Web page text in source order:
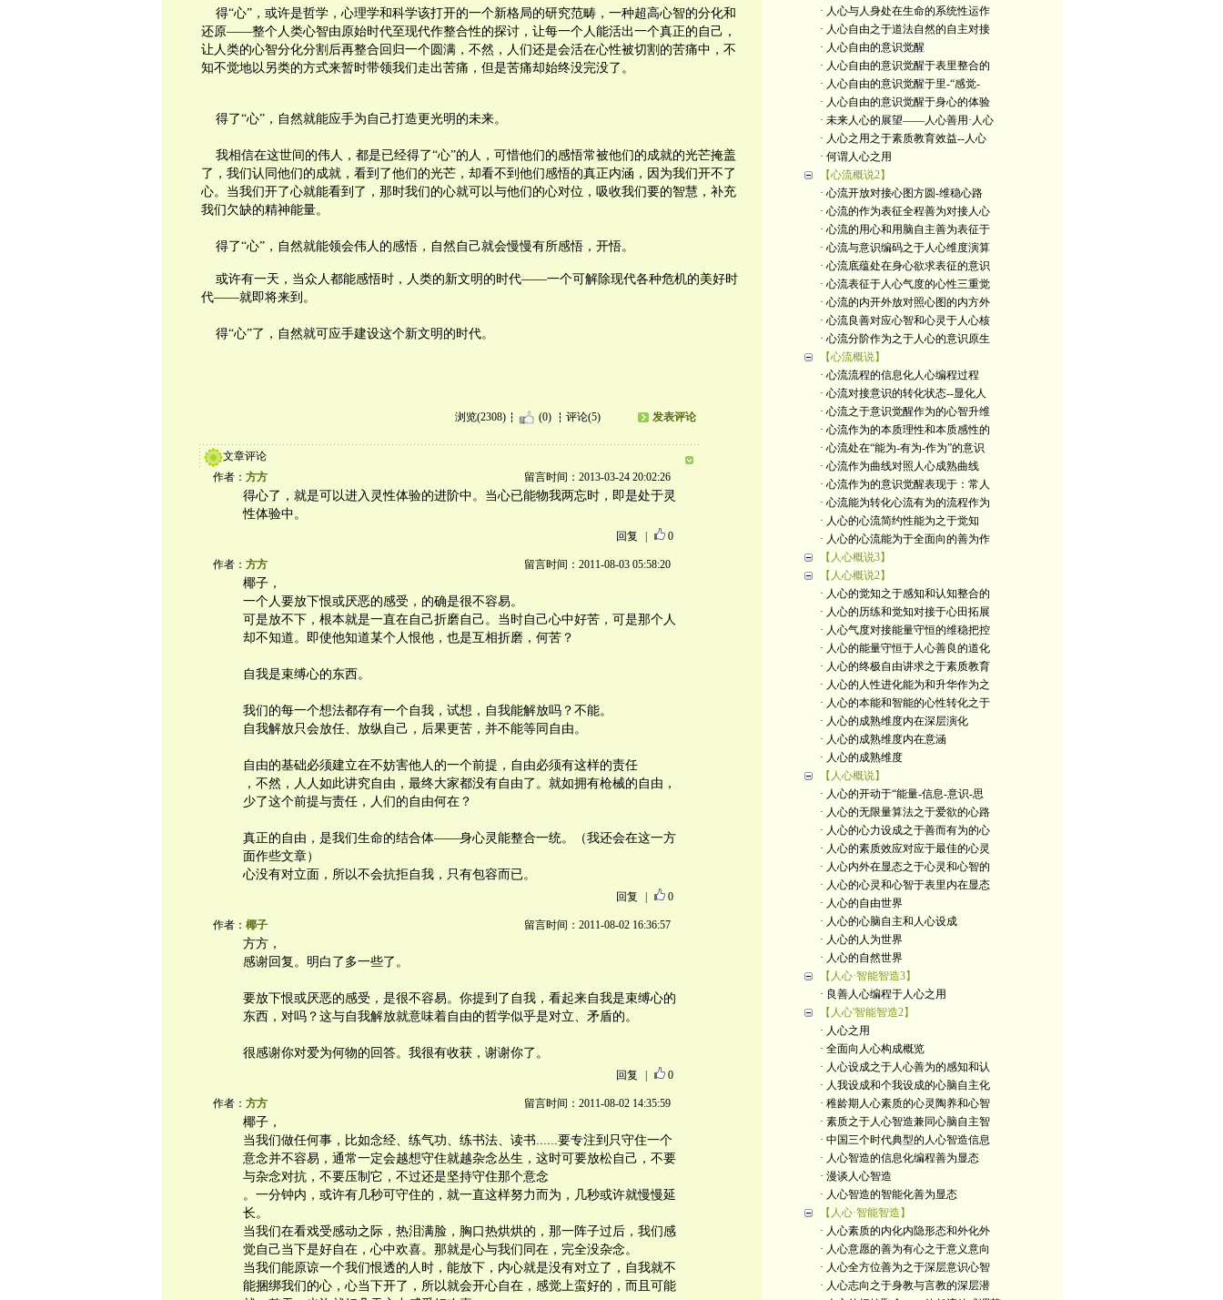
得“心”，或许是哲学，心理学和科学该打开的一个新格局的研究范畴，一种超高心智的分化和
还原——整个人类心智由原始时代至现代作整合性的探讨，让每一个人能活出一个真正的自己，
让人类的心智分化分割后再整合回归一个圆满，不然，人们还是会活在心性被切割的苦痛中，不
知不觉地以另类的方式来暂时带领我们走出苦痛，但是苦痛却始终没完没了。
得了“心”，自然就能应手为自己打造更光明的未来。
我相信在这世间的伟人，都是已经得了“心”的人，可惜他们的感悟常被他们的成就的光芒掩盖
了，我们认同他们的成就，看到了他们的光芒，却看不到他们感悟的真正内涵，因为我们开不了
心。当我们开了心就能看到了，那时我们的心就可以与他们的心对位，吸收我们要的智慧，补充
我们欠缺的精神能量。
得了“心”，自然就能领会伟人的感悟，自然自己就会慢慢有所感悟，开悟。
或许有一天，当众人都能感悟时，人类的新文明的时代——一个可解除现代各种危机的美好时
代——就即将来到。
得“心”了，自然就可应手建设这个新文明的时代。
浏览(2308) (0) 评论(5) 发表评论
文章评论
作者： 方方 留言时间：2013-03-24 20:02:26
得心了，就是可以进入灵性体验的进阶中。当心已能物我两忘时，即是处于灵
性体验中。
回复 0
作者： 方方 留言时间：2011-08-03 05:58:20
椰子，
一个人要放下恨或厌恶的感受，的确是很不容易。
可是放不下，根本就是一直在自己折磨自己。当时自己心中好苦，可是那个人
却不知道。即使他知道某个人恨他，也是互相折磨，何苦？
自我是束缚心的东西。
我们的每一个想法都存有一个自我，试想，自我能解放吗？不能。
自我解放只会放任、放纵自己，后果更苦，并不能等同自由。
自由的基础必须建立在不妨害他人的一个前提，自由必须有这样的责任
，不然，人人如此讲究自由，最终大家都没有自由了。就如拥有枪械的自由，
少了这个前提与责任，人们的自由何在？
真正的自由，是我们生命的结合体——身心灵能整合一统。（我还会在这一方
面作些文章）
心没有对立面，所以不会抗拒自我，只有包容而已。
回复 0
作者： 椰子 留言时间：2011-08-02 16:36:57
方方，
感谢回复。明白了多一些了。
要放下恨或厌恶的感受，是很不容易。你提到了自我，看起来自我是束缚心的
东西，对吗？这与自我解放就意味着自由的哲学似乎是对立、矛盾的。
很感谢你对爱为何物的回答。我很有收获，谢谢你了。
回复 0
作者： 方方 留言时间：2011-08-02 14:35:59
椰子，
当我们做任何事，比如念经、练气功、练书法、读书......要专注到只守住一个
意念并不容易，通常一定会越想守住就越杂念丛生，这时可要放松自己，不要
与杂念对抗，不要压制它，不过还是坚持守住那个意念
。一分钟内，或许有几秒可守住的，就一直这样努力而为，几秒或许就慢慢延
长。
当我们在看戏受感动之际，热泪满脸，胸口热烘烘的，那一阵子过后，我们感
觉自己当下是好自在，心中欢喜。那就是心与我们同在，完全没杂念。
当我们能原谅一个我们恨透的人时，能放下，内心就是没有对立了，自我就不
能捆绑我们的心，心当下开了，所以就会开心自在，感觉上蛮好的，而且可能
· 人心与人身处在生命的系统性运作
· 人心自由之于道法自然的自主对接
· 人心自由的意识觉醒
· 人心自由的意识觉醒于表里整合的
· 人心自由的意识觉醒于里-“感觉-
· 人心自由的意识觉醒于身心的体验
· 未来人心的展望——人心善用·人心
· 人心之用之于素质教育效益--人心
· 何谓人心之用
【心流概说2】
· 心流开放对接心图方圆-维稳心路
· 心流的作为表征全程善为对接人心
· 心流的用心和用脑自主善为表征于
· 心流与意识编码之于人心维度演算
· 心流底蕴处在身心欲求表征的意识
· 心流表征于人心气度的心性三重觉
· 心流的内开外放对照心图的内方外
· 心流良善对应心智和心灵于人心核
· 心流分阶作为之于人心的意识原生
【心流概说】
· 心流流程的信息化人心编程过程
· 心流对接意识的转化状态--显化人
· 心流之于意识觉醒作为的心智升维
· 心流作为的本质理性和本质感性的
· 心流处在“能为-有为-作为”的意识
· 心流作为曲线对照人心成熟曲线
· 心流作为的意识觉醒表现于：常人
· 心流能为转化心流有为的流程作为
· 人心的心流简约性能为之于觉知
· 人心的心流能为于全面向的善为作
【人心概说3】
【人心概说2】
· 人心的觉知之于感知和认知整合的
· 人心的历练和觉知对接于心田拓展
· 人心气度对接能量守恒的维稳把控
· 人心的能量守恒于人心善良的道化
· 人心的终极自由讲求之于素质教育
· 人心的人性进化能为和升华作为之
· 人心的本能和智能的心性转化之于
· 人心的成熟维度内在深层演化
· 人心的成熟维度内在意涵
· 人心的成熟维度
【人心概说】
· 人心的开动于“能量-信息-意识-思
· 人心的无限量算法之于爱欲的心路
· 人心的心力设成之于善而有为的心
· 人心的素质效应对应于最佳的心灵
· 人心内外在显态之于心灵和心智的
· 人心的心灵和心智于表里内在显态
· 人心的自由世界
· 人心的心脑自主和人心设成
· 人心的人为世界
· 人心的自然世界
【人心·智能智造3】
· 良善人心编程于人心之用
【人心'智能智造2】
· 人心之用
· 全面向人心构成概览
· 人心设成之于人心善为的感知和认
· 人我设成和个我设成的心脑自主化
· 稚龄期人心素质的心灵陶养和心智
· 素质之于人心智造兼同心脑自主智
· 中国三个时代典型的人心智造信息
· 人心智造的信息化编程善为显态
· 漫谈人心智造
· 人心智造的智能化善为显态
【人心·智能智造】
· 人心素质的内化内隐形态和外化外
· 人心意愿的善为有心之于意义意向
· 人心全方位善为之于深层意识心智
· 人心志向之于身教与言教的深层潜